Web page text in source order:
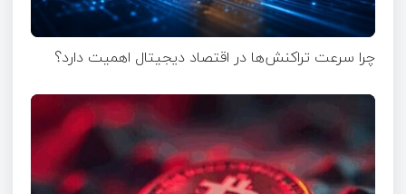
چرا سرعت تراکنش‌ها در اقتصاد دیجیتال اهمیت دارد؟